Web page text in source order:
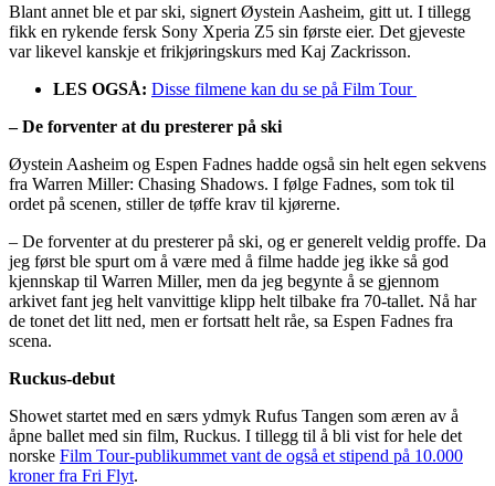
Blant annet ble et par ski, signert Øystein Aasheim, gitt ut. I tillegg
fikk en rykende fersk Sony Xperia Z5 sin første eier. Det gjeveste
var likevel kanskje et frikjøringskurs med Kaj Zackrisson.
LES OGSÅ: Disse filmene kan du se på Film Tour
– De forventer at du presterer på ski
Øystein Aasheim og Espen Fadnes hadde også sin helt egen sekvens
fra Warren Miller: Chasing Shadows. I følge Fadnes, som tok til
ordet på scenen, stiller de tøffe krav til kjørerne.
– De forventer at du presterer på ski, og er generelt veldig proffe. Da
jeg først ble spurt om å være med å filme hadde jeg ikke så god
kjennskap til Warren Miller, men da jeg begynte å se gjennom
arkivet fant jeg helt vanvittige klipp helt tilbake fra 70-tallet. Nå har
de tonet det litt ned, men er fortsatt helt råe, sa Espen Fadnes fra
scena.
Ruckus-debut
Showet startet med en særs ydmyk Rufus Tangen som æren av å
åpne ballet med sin film, Ruckus. I tillegg til å bli vist for hele det
norske Film Tour-publikummet vant de også et stipend på 10.000
kroner fra Fri Flyt.